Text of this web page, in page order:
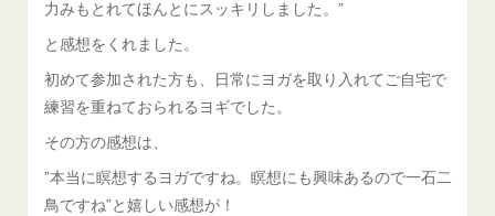
力みもとれてほんとにスッキリしました。”
と感想をくれました。
初めて参加された方も、日常にヨガを取り入れてご自宅で
練習を重ねておられるヨギでした。
その方の感想は、
”本当に瞑想するヨガですね。瞑想にも興味あるので一石二
鳥ですね”と嬉しい感想が！